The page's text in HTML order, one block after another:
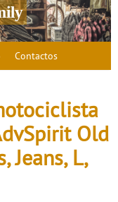
Contactos
Old
Jeans, L,